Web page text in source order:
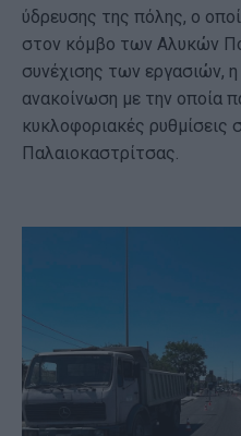
ύδρευσης της πόλης, ο
στον κόμβο των Αλυκών
συνέχισης των εργασιών,
ανακοίνωση με την οποία
κυκλοφοριακές ρυθμίσεις
Παλαιοκαστρίτσας.